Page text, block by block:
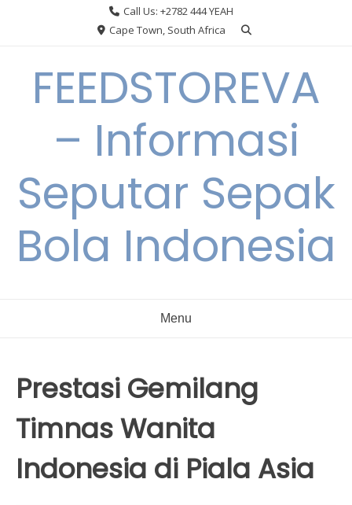
Call Us: +2782 444 YEAH
Cape Town, South Africa
FEEDSTOREVA
– Informasi
Seputar Sepak
Bola Indonesia
Menu
Prestasi Gemilang
Timnas Wanita
Indonesia di Piala Asia